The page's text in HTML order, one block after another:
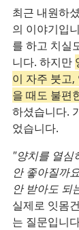
최근 내원하
의 이야기입
를 하고 치실
니다. 하지만
이 자주 붓고,
을 때도 불편
하셨습니다.
었습니다.
"양치를 열심
안 좋아질까
안 받아도 되
실제로 잇몸
는 질문입니